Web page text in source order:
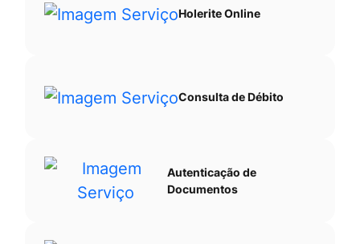
Holerite Online
Consulta de Débito
Autenticação de
Documentos